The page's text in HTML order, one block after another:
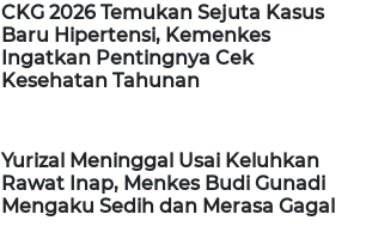
CKG 2026 Temukan Sejuta Kasus
Baru Hipertensi, Kemenkes
Ingatkan Pentingnya Cek
Kesehatan Tahunan
Yurizal Meninggal Usai Keluhkan
Rawat Inap, Menkes Budi Gunadi
Mengaku Sedih dan Merasa Gagal